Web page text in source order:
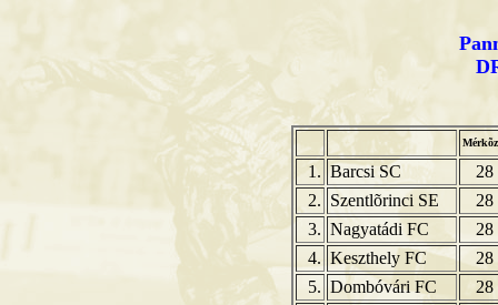
1. Barcsi SC
28
2. Szentlõrinci SE
28
3. Nagyatádi FC
28
4. Keszthely FC
28
5. Dombóvári FC
28